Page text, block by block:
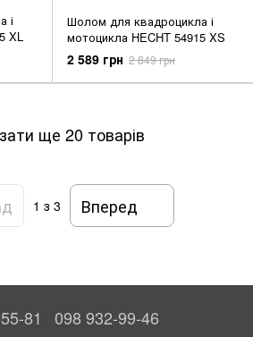
і
XL
Шолом для квадроцикла і
мотоцикла HECHT 54915 XS
2 589 грн 2 849 грн
ще 20 товарів
1 з 3 Вперед
81 098 932-99-46